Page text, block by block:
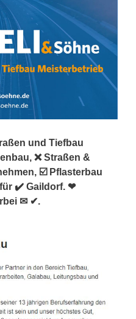
und Tiefbau
❌ Straßen &
☑️ Pflasterbau
✔️ Gaildorf. ❤
✉ ✔.